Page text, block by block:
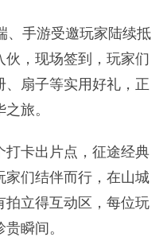
、手游受邀玩家陆续抵
，现场签到，玩家们
扇子等实用好礼，正
旅。
打卡出片点，征途经典
家们结伴而行，在山城
拍立得互动区，每位玩
瞬间。